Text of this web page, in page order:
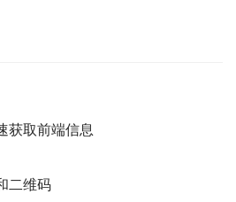
获取前端信息
二维码